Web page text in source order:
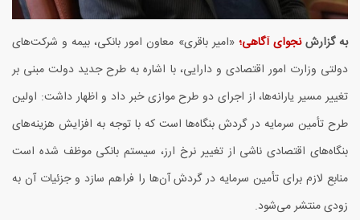
به گزارشنجوای آگاهی؛ «امیر باقری» معاون امور بانکی، بیمه و شرکت‌های
دولتی وزارت امور اقتصادی و دارایی، با اشاره به طرح جدید دولت مبنی بر
تغییر مسیر یارانه‌ها، از اجرای دو طرح موازی خبر داد و اظهار داشت: اولین
طرح تأمین سرمایه در گردش بنگاه‌ها است که با توجه به افزایش هزینه‌های
بنگاه‌های اقتصادی ناشی از تغییر نرخ ارز، سیستم بانکی موظف شده است
منابع لازم برای تأمین سرمایه در گردش آن‌ها را فراهم سازد و جزئیات آن به
زودی منتشر می‌شود.